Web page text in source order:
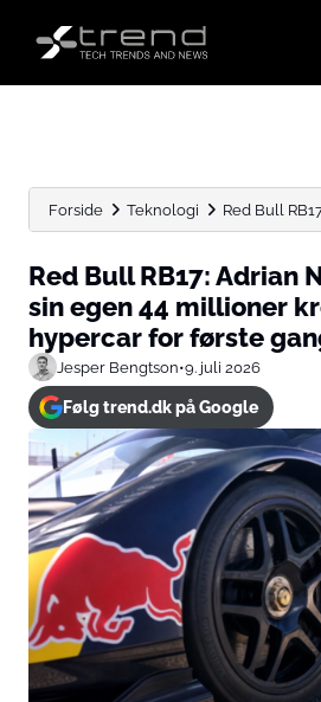
Forside Teknologi Red Bull
Red Bull RB17: Adrian
sin egen 44 millioner
hypercar for første
Jesper Bengtson•9. juli 2026
Følg trend.dk på Google